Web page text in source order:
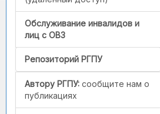
Обслуживание инвалидов и
лиц с ОВЗ
Репозиторий РГПУ
Автору РГПУ: сообщите нам о
публикациях